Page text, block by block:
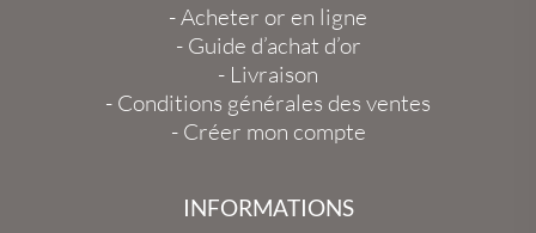
-Acheter or en ligne
- Guide d’achat d’or
- Livraison
- Conditions générales des ventes
- Créer mon compte
INFORMATIONS